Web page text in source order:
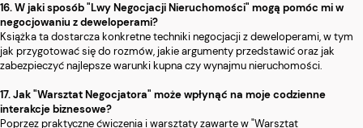
16. W jaki sposób "Lwy Negocjacji Nieruchomości" mogą pomóc mi w
negocjowaniu z deweloperami?
Książka ta dostarcza konkretne techniki negocjacji z deweloperami, w tym
jak przygotować się do rozmów, jakie argumenty przedstawić oraz jak
zabezpieczyć najlepsze warunki kupna czy wynajmu nieruchomości.
17. Jak "Warsztat Negocjatora" może wpłynąć na moje codzienne
interakcje biznesowe?
Poprzez praktyczne ćwiczenia i warsztaty zawarte w "Warsztat